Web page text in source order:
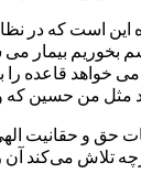
است که در
بخوریم
می خواهد
حسین که
و حقانیت
تلاش می‌کند